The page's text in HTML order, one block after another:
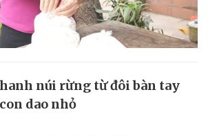
núi rừng từ đôi bàn tay
dao nhỏ